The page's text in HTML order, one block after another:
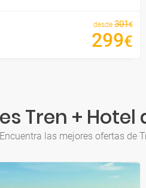
desde 301€
299€
Tren +
Encuentra las mejores ofertas de